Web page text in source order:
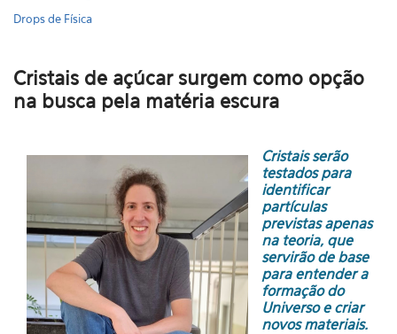
Drops de Física
Cristais de açúcar surgem como opção
na busca pela matéria escura
Cristais serão
testados para
identificar
partículas
previstas apenas
na teoria, que
servirão de base
para entender a
formação do
Universo e criar
novos materiais.